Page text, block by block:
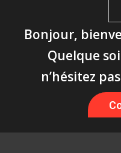
Bonjour,
Quelque
n’hésitez